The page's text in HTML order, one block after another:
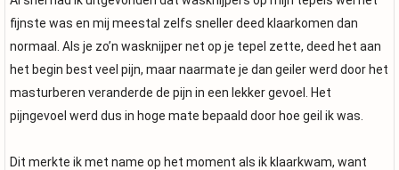
fijnste was en mij meestal zelfs sneller deed klaarkomen dan
normaal. Als je zo’n wasknijper net op je tepel zette, deed het aan
het begin best veel pijn, maar naarmate je dan geiler werd door het
masturberen veranderde de pijn in een lekker gevoel. Het
pijngevoel werd dus in hoge mate bepaald door hoe geil ik was.
Dit merkte ik met name op het moment als ik klaarkwam, want